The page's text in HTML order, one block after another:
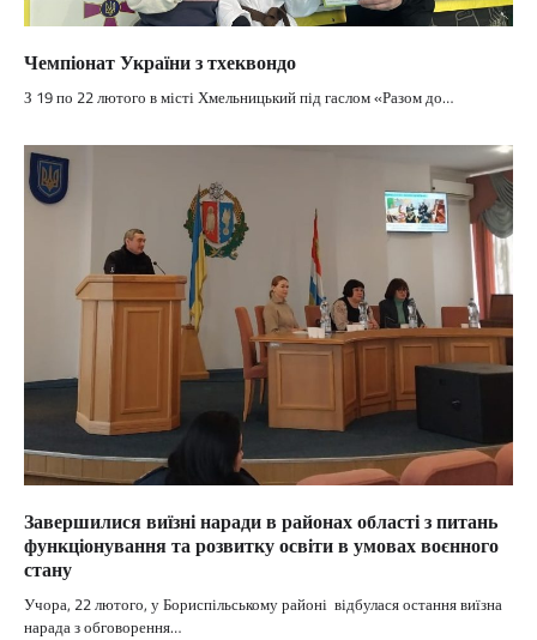
Чемпіонат України з тхеквондо
З 19 по 22 лютого в місті Хмельницький під гаслом «Разом до…
Завершилися виїзні наради в районах області з питань
функціонування та розвитку освіти в умовах воєнного
стану
Учора, 22 лютого, у Бориспільському районі відбулася остання виїзна
нарада з обговорення…